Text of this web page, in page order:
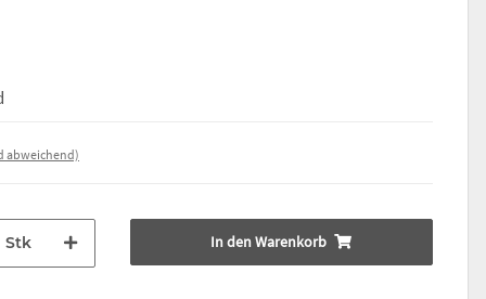
abweichend)
Stk In den Warenkorb